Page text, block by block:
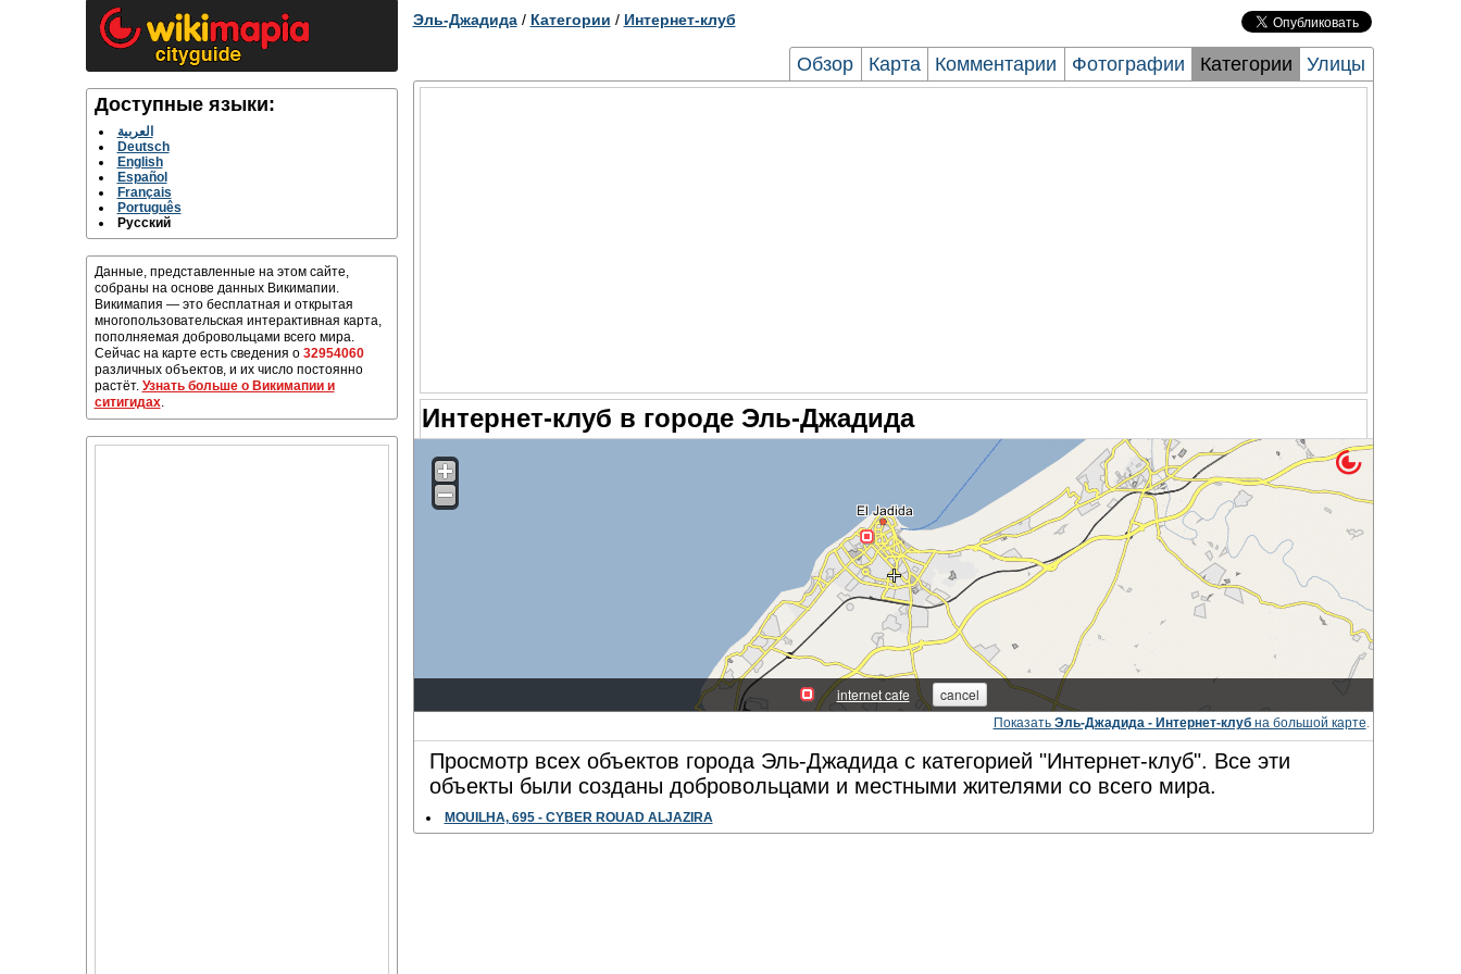
Доступные языки:
العربية
Deutsch
English
Español
Français
Português
Русский
Данные, представленные на этом сайте,
собраны на основе данных Викимапии.
Викимапия — это бесплатная и открытая
многопользовательская интерактивная карта,
пополняемая добровольцами всего мира.
Сейчас на карте есть сведения о 32954060
различных объектов, и их число постоянно
растёт. Узнать больше о Викимапии и
ситигидах.
Эль-Джадида/ Категории / Интернет-клуб
Обзор Карта Комментарии Фотографии Категории Улицы
Интернет-клуб в городе Эль-Джадида
Показать Эль-Джадида - Интернет-клубна большой карте.
Просмотр всех объектов города Эль-Джадида с категорией "Интернет-клуб". Все эти
объекты были созданы добровольцами и местными жителями со всего мира.
MOUILHA, 695 - CYBER ROUAD ALJAZIRA